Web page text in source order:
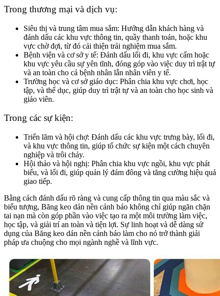
Trong thương mại và dịch vụ:
Siêu thị và trung tâm mua sắm: Hướng dẫn khách hàng và
đánh dấu các khu vực thông tin, quầy thanh toán, hoặc khu
vực chờ đợi, từ đó cải thiện trải nghiệm mua sắm.
Bệnh viện và cơ sở y tế: Đánh dấu lối đi, khu vực cấm hoặc
khu vực yêu cầu sự yên tĩnh, đóng góp vào việc duy trì trật tự
và an toàn cho cả bệnh nhân lẫn nhân viên y tế.
Trường học và cơ sở giáo dục: Phân chia khu vực chơi, học
tập, và thể dục, giúp duy trì trật tự và an toàn cho học sinh và
giáo viên.
Trong các sự kiện:
Triển lãm và hội chợ: Đánh dấu các khu vực trưng bày, lối đi,
và khu vực thông tin, giúp tổ chức sự kiện một cách chuyên
nghiệp và trôi chảy.
Hội thảo và hội nghị: Phân chia khu vực ngồi, khu vực phát
biểu, và lối đi, giúp quản lý đám đông và tăng cường hiệu quả
giao tiếp.
Bằng cách đánh dấu rõ ràng và cung cấp thông tin qua màu sắc và
biểu tượng, Băng keo dán nền cảnh báo không chỉ giúp ngăn chặn
tai nạn mà còn góp phần vào việc tạo ra một môi trường làm việc,
học tập, và giải trí an toàn và tiện lợi. Sự linh hoạt và dễ dàng sử
dụng của Băng keo dán nền cảnh báo làm cho nó trở thành giải
pháp ưa chuộng cho mọi ngành nghề và lĩnh vực.